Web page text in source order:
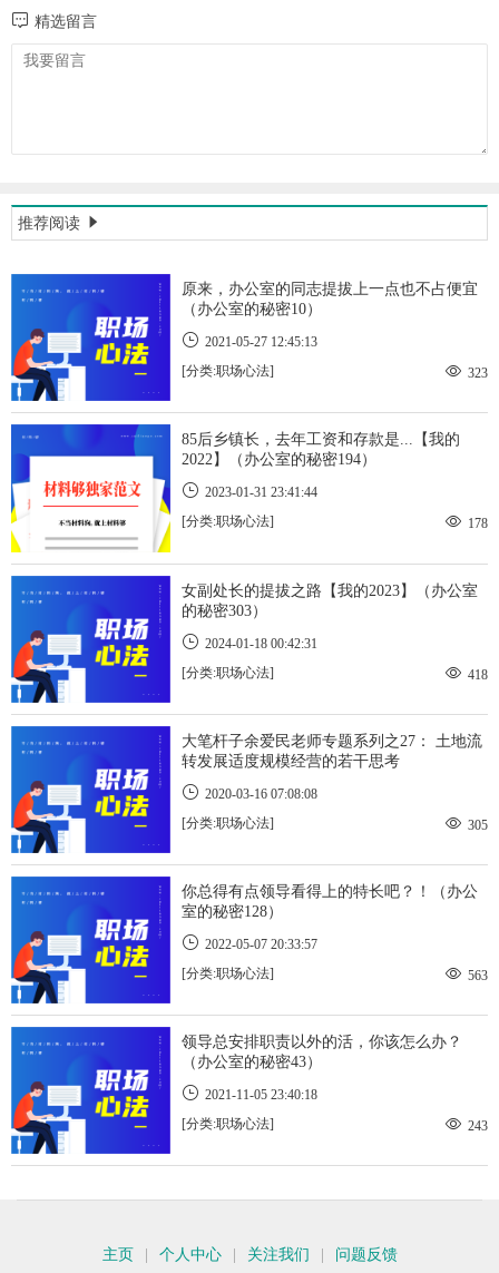
精选留言
推荐阅读
原来，办公室的同志提拔上一点也不占便宜
（办公室的秘密10）
2021-05-27 12:45:13
[分类:职场心法]
323
85后乡镇长，去年工资和存款是...【我的
2022】（办公室的秘密194）
2023-01-31 23:41:44
[分类:职场心法]
178
女副处长的提拔之路【我的2023】（办公室
的秘密303）
2024-01-18 00:42:31
[分类:职场心法]
418
大笔杆子余爱民老师专题系列之27： 土地流
转发展适度规模经营的若干思考
2020-03-16 07:08:08
[分类:职场心法]
305
​你总得有点领导看得上的特长吧？！（办公
室的秘密128）
2022-05-07 20:33:57
[分类:职场心法]
563
领导总安排职责以外的活，你该怎么办？
（办公室的秘密43）
2021-11-05 23:40:18
[分类:职场心法]
243
主页 个人中心 关注我们 问题反馈